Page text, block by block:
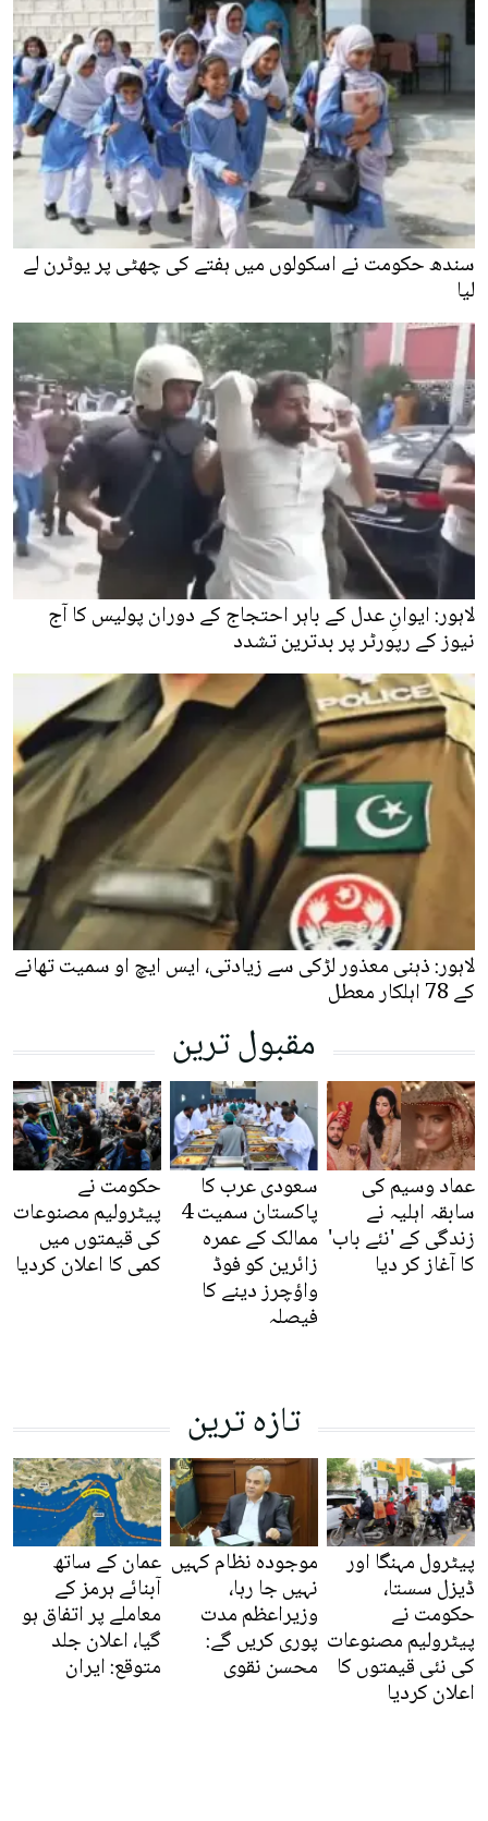
سندھ حکومت نے اسکولوں میں ہفتے کی چھٹی پر یوٹرن لے
لیا
لاہور: ایوانِ عدل کے باہر احتجاج کے دوران پولیس کا آج
نیوز کے رپورٹر پر بدترین تشدد
لاہور: ذہنی معذور لڑکی سے زیادتی، ایس ایچ او سمیت تھانے
کے 78 اہلکار معطل
مقبول ترین
عماد وسیم کی
سابقہ اہلیہ نے
زندگی کے 'نئے باب'
کا آغاز کر دیا
سعودی عرب کا
پاکستان سمیت 4
ممالک کے عمرہ
زائرین کو فوڈ
واؤچرز دینے کا
فیصلہ
حکومت نے
پیٹرولیم مصنوعات
کی قیمتوں میں
کمی کا اعلان کردیا
تازہ ترین
پیٹرول مہنگا اور
ڈیزل سستا،
حکومت نے
پیٹرولیم مصنوعات
کی نئی قیمتوں کا
اعلان کردیا
موجودہ نظام کہیں
نہیں جا رہا،
وزیراعظم مدت
پوری کریں گے:
محسن نقوی
عمان کے ساتھ
آبنائے ہرمز کے
معاملے پر اتفاق ہو
گیا، اعلان جلد
متوقع: ایران